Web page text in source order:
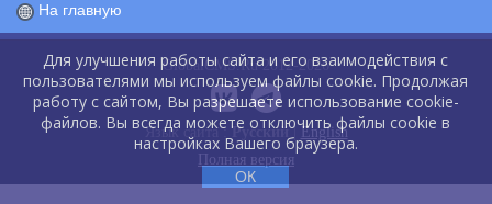
На главную
GlobalCMS.Ru 2012-2026
Язык сайта :Русский| English
Полная версия
Для улучшения работы сайта и его взаимодействия с
пользователями мы используем файлы cookie. Продолжая
работу с сайтом, Вы разрешаете использование cookie-
файлов. Вы всегда можете отключить файлы cookie в
настройках Вашего браузера.
ОК